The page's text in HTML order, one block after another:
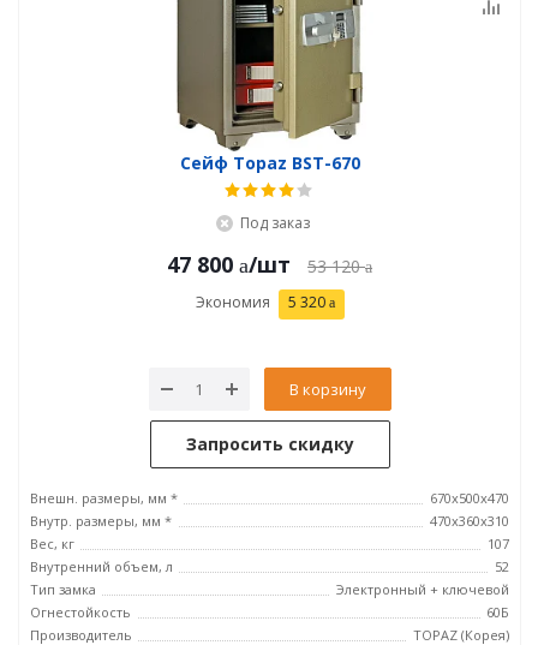
Сейф Topaz BST-670
Под заказ
47 800 /шт 53 120
Экономия 5 320
В корзину
Запросить скидку
Внешн. размеры, мм *
670x500x470
Внутр. размеры, мм *
470x360x310
Вес, кг
107
Внутренний объем, л
52
Тип замка
Электронный + ключевой
Огнестойкость
60Б
Производитель
TOPAZ (Корея)